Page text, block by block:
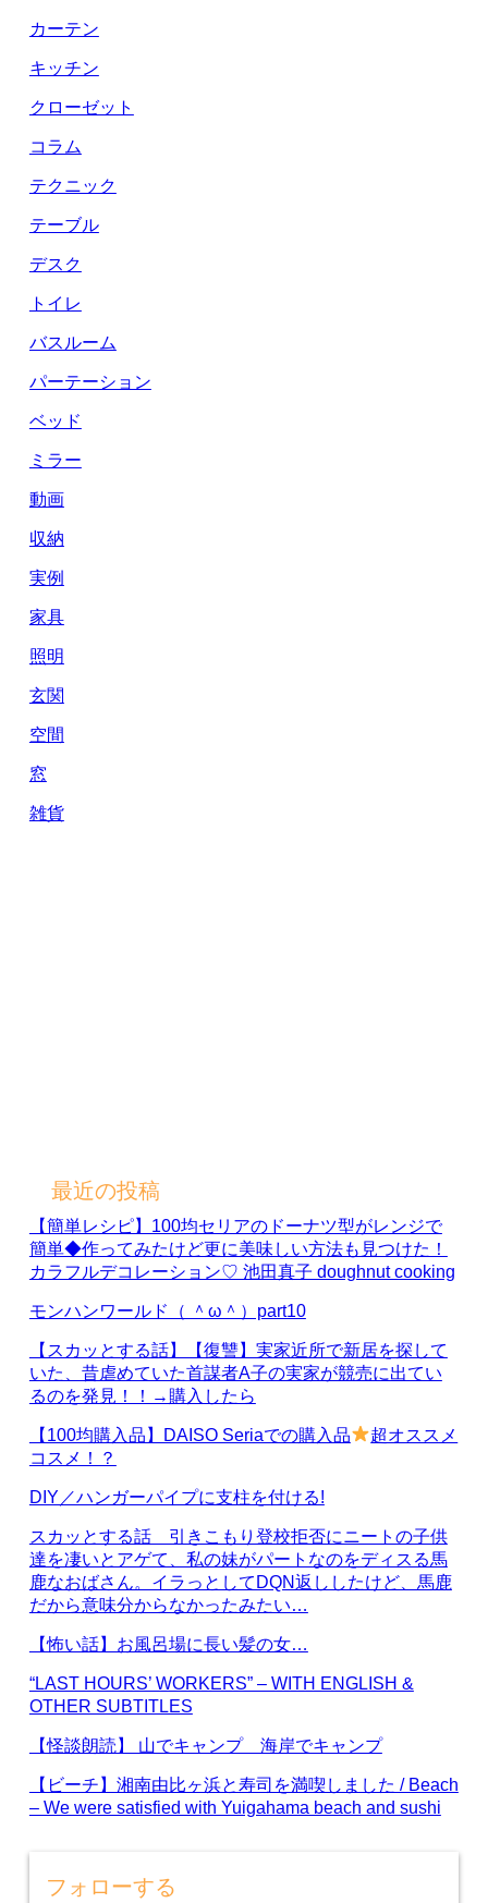
カーテン
キッチン
クローゼット
コラム
テクニック
テーブル
デスク
トイレ
バスルーム
パーテーション
ベッド
ミラー
動画
収納
実例
家具
照明
玄関
空間
窓
雑貨
最近の投稿
【簡単レシピ】100均セリアのドーナツ型がレンジで
簡単◆作ってみたけど更に美味しい方法も見つけた！
カラフルデコレーション♡ 池田真子 doughnut cooking
モンハンワールド（ ＾ω＾）part10
【スカッとする話】【復讐】実家近所で新居を探して
いた、昔虐めていた首謀者A子の実家が競売に出てい
るのを発見！！→購入したら
【100均購入品】DAISO Seriaでの購入品
超オススメ
コスメ！？
DIY／ハンガーパイプに支柱を付ける!
スカッとする話 引きこもり登校拒否にニートの子供
達を凄いとアゲて、私の妹がパートなのをディスる馬
鹿なおばさん。イラっとしてDQN返ししたけど、馬鹿
だから意味分からなかったみたい…
【怖い話】お風呂場に長い髪の女…
“LAST HOURS’ WORKERS” – WITH ENGLISH &
OTHER SUBTITLES
【怪談朗読】 山でキャンプ 海岸でキャンプ
【ビーチ】湘南由比ヶ浜と寿司を満喫しました / Beach
– We were satisfied with Yuigahama beach and sushi
フォローする